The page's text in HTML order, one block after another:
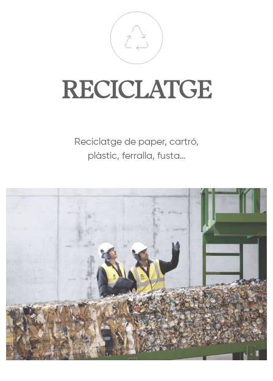
RECICLATGE
Reciclatge de paper, cartró,
plàstic, ferralla, fusta…